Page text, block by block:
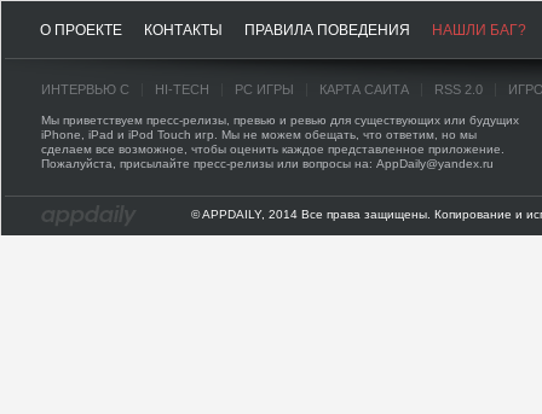
О ПРОЕКТЕ КОНТАКТЫ ПРАВИЛА ПОВЕДЕНИЯ НАШЛИ БАГ?
ИНТЕРВЬЮ С HI-TECH PC ИГРЫ КАРТА САЙТА RSS 2.0
Мы приветствуем пресс-релизы, превью и ревью для существующих или будущих
iPhone, iPad и iPod Touch игр. Мы не можем обещать, что ответим, но мы
сделаем все возможное, чтобы оценить каждое представленное приложение.
Пожалуйста, присылайте пресс-релизы или вопросы на: AppDaily@yandex.ru
© APPDAILY, 2014 Все права защищены. Копирование и